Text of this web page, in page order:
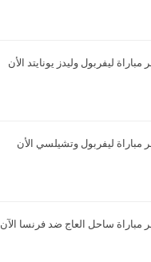
ليفربول وليدز يونايتد الأن
مباراة ليفربول وتشيلسي الأن
مباراة ساحل العاج ضد فرنسا الآن